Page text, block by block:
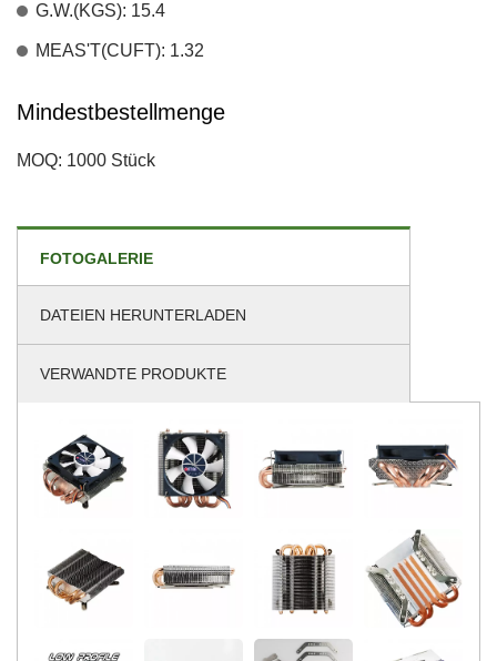
G.W.(KGS): 15.4
MEAS'T(CUFT): 1.32
Mindestbestellmenge
MOQ: 1000 Stück
FOTOGALERIE
DATEIEN HERUNTERLADEN
VERWANDTE PRODUKTE